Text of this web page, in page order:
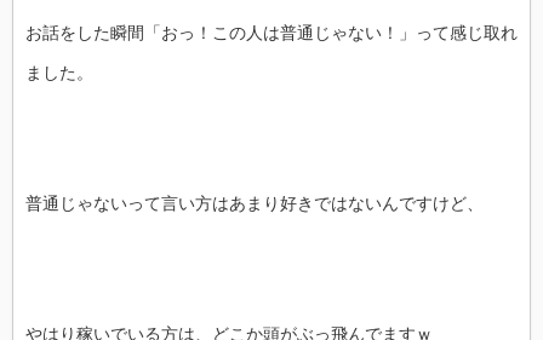
お話をした瞬間「おっ！この人は普通じゃない！」って感じ取れ
ました。
普通じゃないって言い方はあまり好きではないんですけど、
やはり稼いでいる方は、どこか頭がぶっ飛んでますｗ